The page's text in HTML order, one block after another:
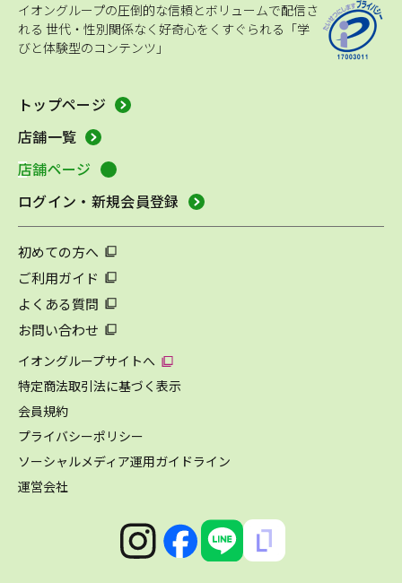
イオングループの圧倒的な信頼とボリュームで配信さ
れる 世代・性別関係なく好奇心をくすぐられる「学
びと体験型のコンテンツ」
トップページ
店舗一覧
店舗ページ
ログイン・新規会員登録
初めての方へ
ご利用ガイド
よくある質問
お問い合わせ
イオングループサイトへ
特定商法取引法に基づく表示
会員規約
プライバシーポリシー
ソーシャルメディア運用ガイドライン
運営会社